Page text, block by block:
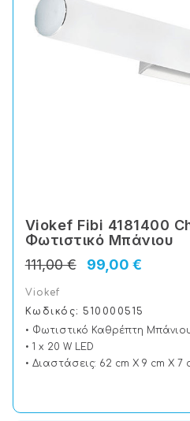
Viokef Fibi 4181400
Φωτιστικό Μπάνιου
99,00 €
111,00 €
Viokef
Κωδικός: 510000515
• Φωτιστικό Καθρέπτη
• 1 x 20 W LED
• Διαστάσεις: 62 cm X 9 cm X 7